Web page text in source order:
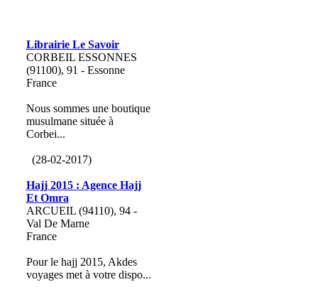
Librairie Le Savoir
CORBEIL ESSONNES
(91100), 91 - Essonne
France
Nous sommes une boutique
musulmane située à
Corbei...
(28-02-2017)
Hajj 2015 : Agence Hajj
Et Omra
ARCUEIL (94110), 94 -
Val De Marne
France
Pour le hajj 2015, Akdes
voyages met à votre dispo...